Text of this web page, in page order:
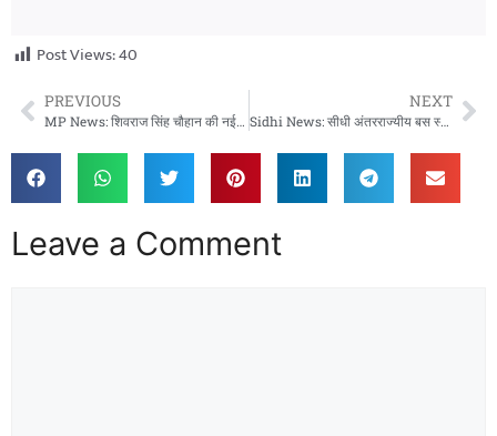
Post Views:40
PREVIOUS
MP News: शिवराज सिंह चौहान की नई किताब ‘अपनापन’, पीएम मोदी के जीवन पर आधारित
NEXT
Sidhi News: सीधी अंतरराज्यीय बस स्टैंड में भारी अव्यवस्था, मूलभूत सुविधाओं की कमी से यात्रियों में नाराजगी
Leave a Comment